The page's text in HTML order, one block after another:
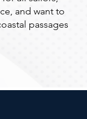
and want to
passages